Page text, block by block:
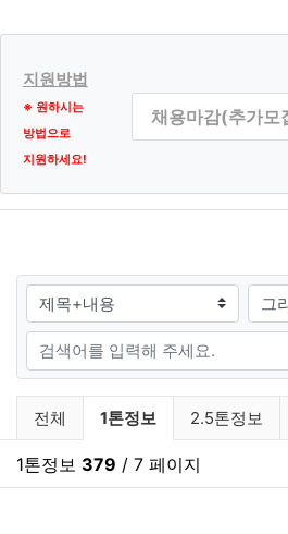
신규 서비스 개발 및 맞춤 서비스
보 제공 및 참여기회 제공, 인구통
스 제공 및 광고 게재, 서비스의 유
제2조. 수집하는 개인
수집하는 개인정보의 항목
① 폼메일 문의
[필수항목] 이름, 이메일, 휴대
② 서비스 이용 또는 업무처리과정
[필수항목] 접속 IP 정보, 쿠키
록, 접속 로그
[선택항목] 고객만족도 설문조
지원방법
※ 원하시는
방법으로
지원하세요!
채용마감(추가모
검색대상
검색어
채용일자리 분류 목록
전체 현재 분류
1톤정보 2.5톤정보
1톤정보 379 / 7 페이지